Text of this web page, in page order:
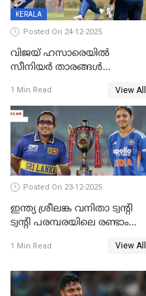
KERALA
Posted On 24-12-2025
വിജയ് ഹസാരെയിൽ
സീനിയർ താരങ്ങൾ
സച്ചിന്‍റെ റെക്കോഡ് മറികടന്ന്
കോഹ്‌ലി, രോഹിത്
വാർണർക്കൊപ്പം
1 Min Read View All
Posted On 23-12-2025
ഇന്ത്യ ശ്രീലങ്ക വനിതാ ട്വന്റി
ട്വന്റി പരമ്പരയിലെ രണ്ടാം
1 Min Read View All